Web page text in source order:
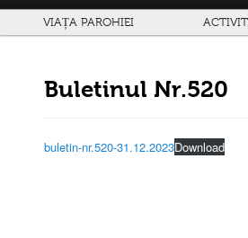
VIAȚA PAROHIEI
Buletinul Nr.520
buletin-nr.520-31.12.2023Download